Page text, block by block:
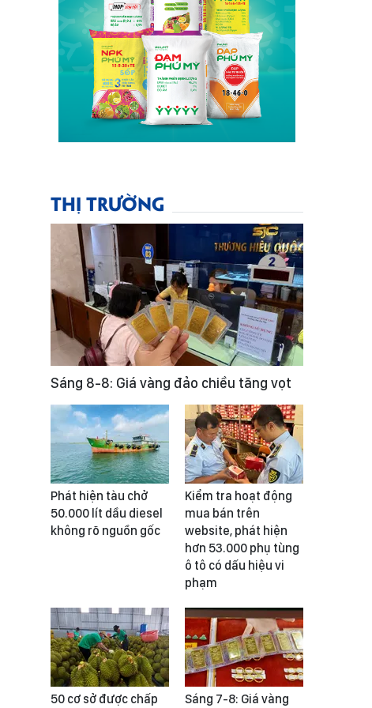
THỊ TRƯỜNG
Sáng 8-8: Giá vàng đảo chiều tăng vọt
Phát hiện tàu chở
50.000 lít dầu diesel
không rõ nguồn gốc
Kiểm tra hoạt động
mua bán trên
website, phát hiện
hơn 53.000 phụ tùng
ô tô có dấu hiệu vi
phạm
50 cơ sở được chấp
Sáng 7-8: Giá vàng